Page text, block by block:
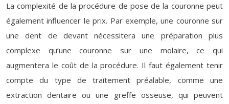
La complexité de la procédure de pose de la couronne peut
également influencer le prix. Par exemple, une couronne sur
une dent de devant nécessitera une préparation plus
complexe qu’une couronne sur une molaire, ce qui
augmentera le coût de la procédure. Il faut également tenir
compte du type de traitement préalable, comme une
extraction dentaire ou une greffe osseuse, qui peuvent